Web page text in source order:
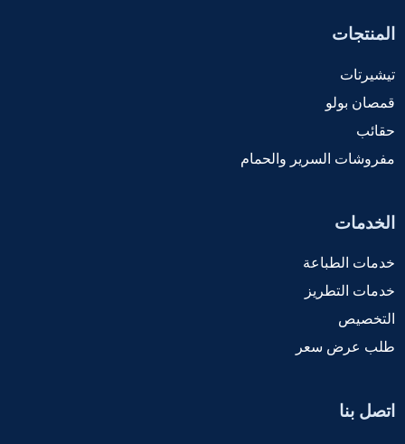
المنتجات
تيشيرتات
قمصان بولو
حقائب
مفروشات السرير والحمام
الخدمات
خدمات الطباعة
خدمات التطريز
التخصيص
طلب عرض سعر
اتصل بنا